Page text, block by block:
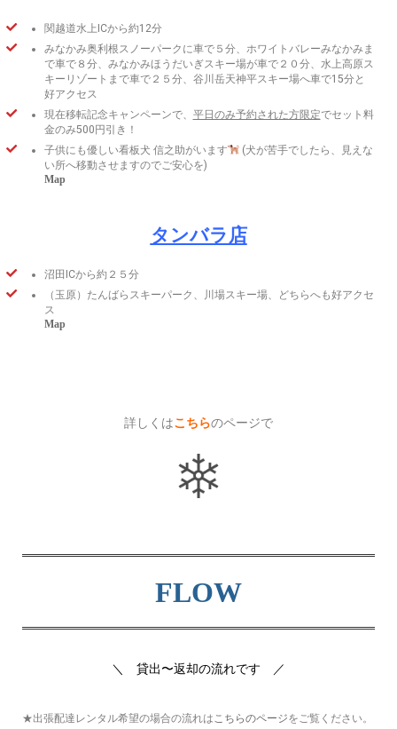
関越道水上ICから約12分
みなかみ奥利根スノーパークに車で５分、ホワイトバレーみなかみま
で車で８分、みなかみほうだいぎスキー場が車で２０分、水上高原ス
キーリゾートまで車で２５分、谷川岳天神平スキー場へ車で15分と
好アクセス
現在移転記念キャンペーンで、 平日のみ予約された方限定でセット料
金のみ500円引き！
子供にも優しい看板犬 信之助がいます
(犬が苦手でしたら、見えな
い所へ移動させますのでご安心を)
Map
タンバラ店
沼田ICから約２５分
（玉原）たんばらスキーパーク、川場スキー場、どちらへも好アクセ
ス
Map
詳しくはこちらのページで
FLOW
＼ 貸出〜返却の流れです ／
★出張配達レンタル希望の場合の流れはこちらのページをご覧ください。